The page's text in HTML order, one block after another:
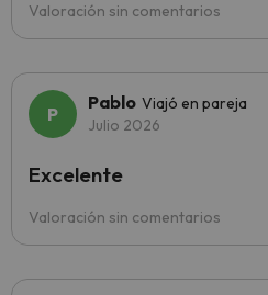
Valoración sin comentarios
Pablo Viajó en pareja
Julio 2026
Valoración sin comentarios
Excelente